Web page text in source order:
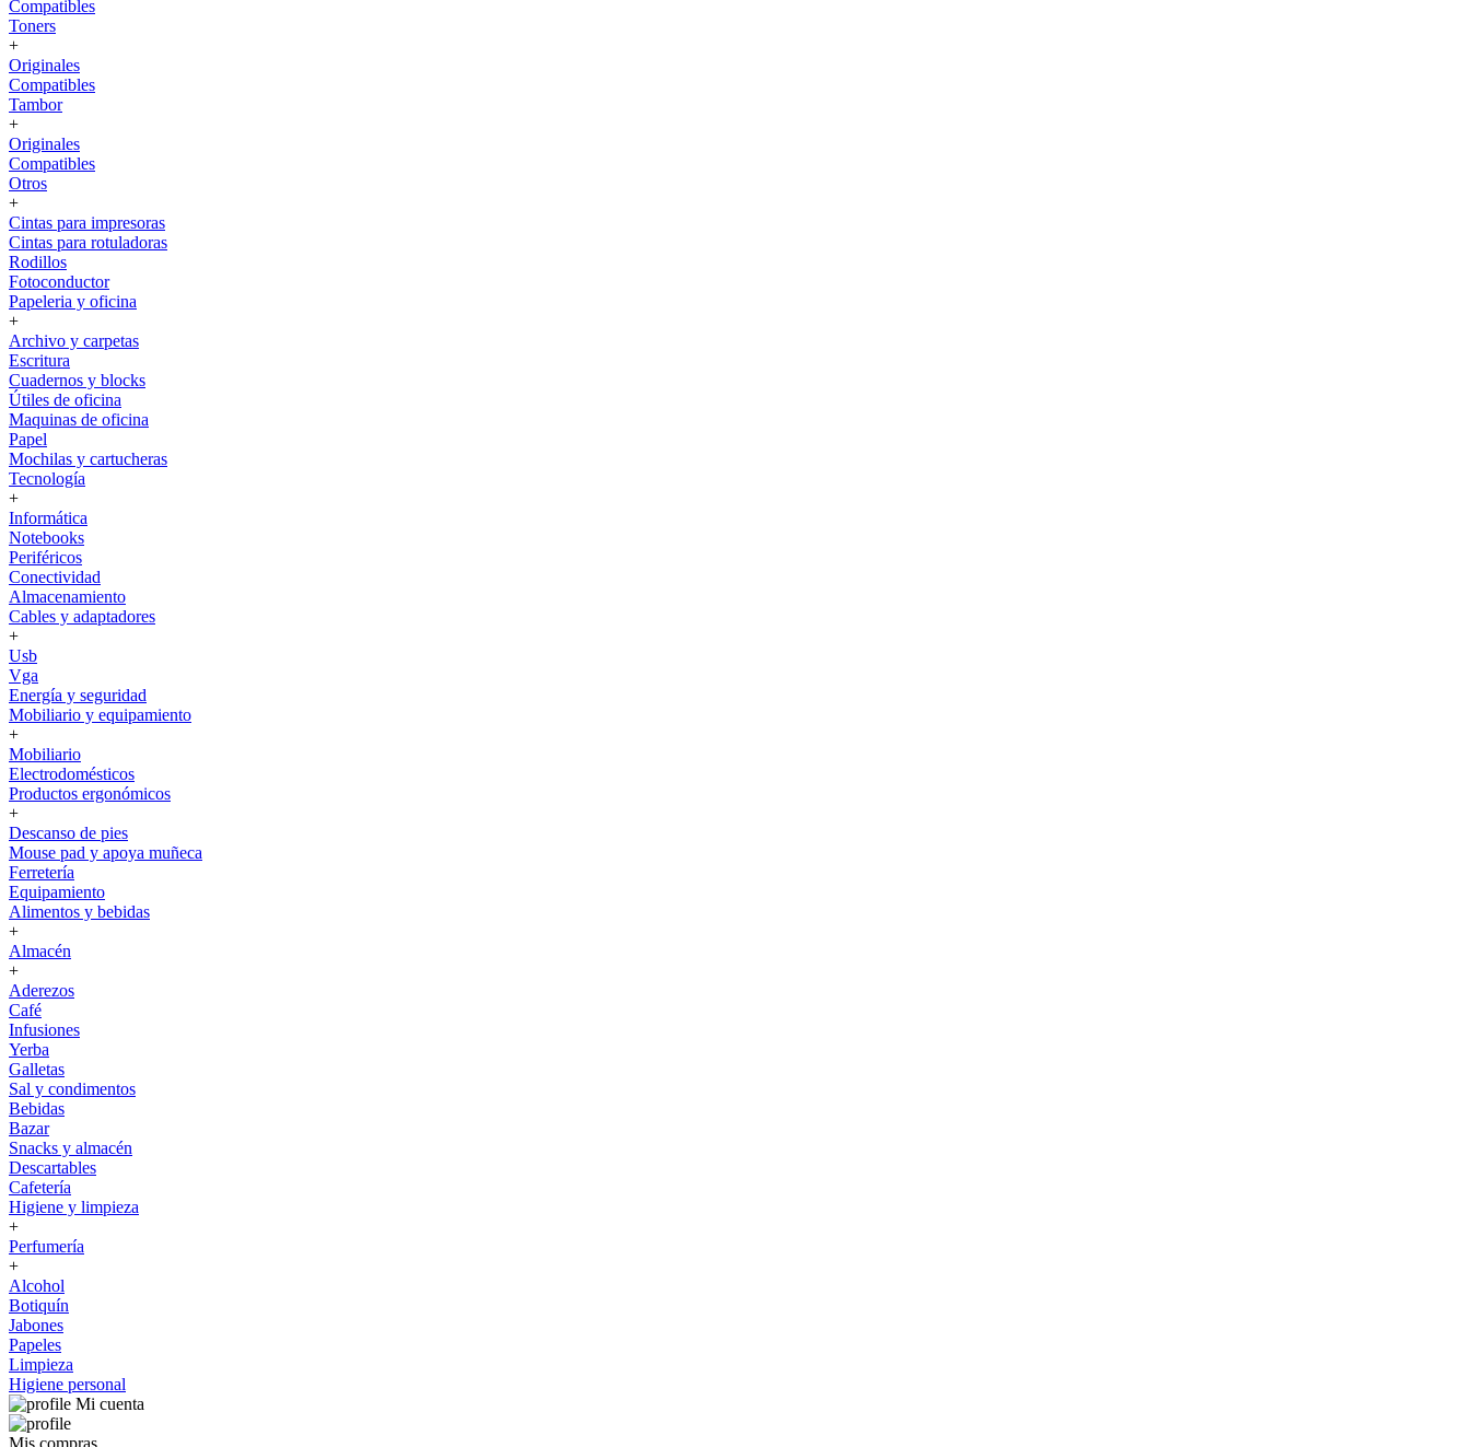
Compatibles
Toners
+
Originales
Compatibles
Tambor
+
Originales
Compatibles
Otros
+
Cintas para impresoras
Cintas para rotuladoras
Rodillos
Fotoconductor
Papeleria y oficina
+
Archivo y carpetas
Escritura
Cuadernos y blocks
Útiles de oficina
Maquinas de oficina
Papel
Mochilas y cartucheras
Tecnología
+
Informática
Notebooks
Periféricos
Conectividad
Almacenamiento
Cables y adaptadores
+
Usb
Vga
Energía y seguridad
Mobiliario y equipamiento
+
Mobiliario
Electrodomésticos
Productos ergonómicos
+
Descanso de pies
Mouse pad y apoya muñeca
Ferretería
Equipamiento
Alimentos y bebidas
+
Almacén
+
Aderezos
Café
Infusiones
Yerba
Galletas
Sal y condimentos
Bebidas
Bazar
Snacks y almacén
Descartables
Cafetería
Higiene y limpieza
+
Perfumería
+
Alcohol
Botiquín
Jabones
Papeles
Limpieza
Higiene personal
Mi cuenta
Mis compras